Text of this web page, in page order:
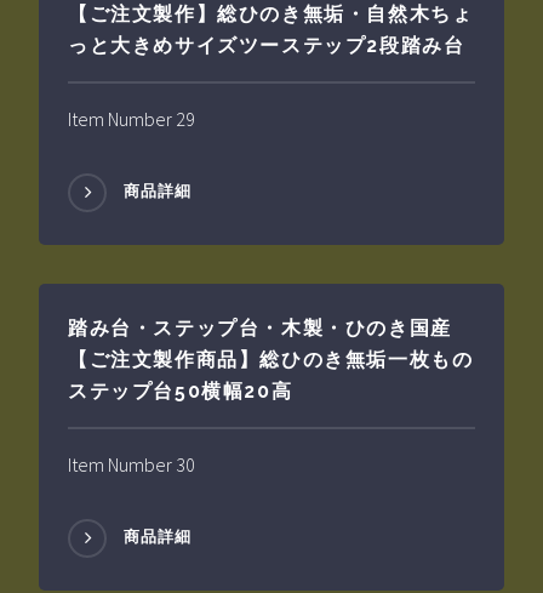
【ご注文製作】総ひのき無垢・自然木ちょ
っと大きめサイズツーステップ2段踏み台
Item Number 29
商品詳細
踏み台・ステップ台・木製・ひのき国産
【ご注文製作商品】総ひのき無垢一枚もの
ステップ台50横幅20高
Item Number 30
商品詳細